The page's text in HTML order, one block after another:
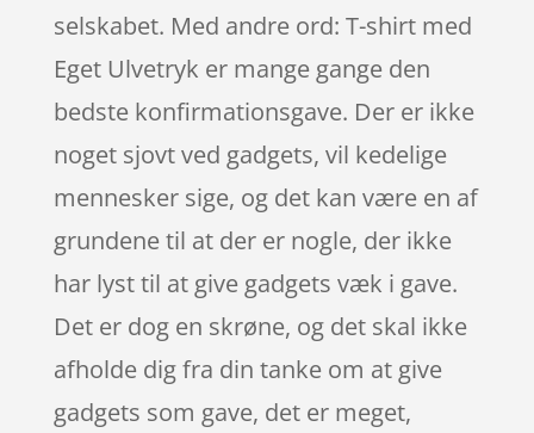
selskabet. Med andre ord: T-shirt med
Eget Ulvetryk er mange gange den
bedste konfirmationsgave. Der er ikke
noget sjovt ved gadgets, vil kedelige
mennesker sige, og det kan være en af
grundene til at der er nogle, der ikke
har lyst til at give gadgets væk i gave.
Det er dog en skrøne, og det skal ikke
afholde dig fra din tanke om at give
gadgets som gave, det er meget,